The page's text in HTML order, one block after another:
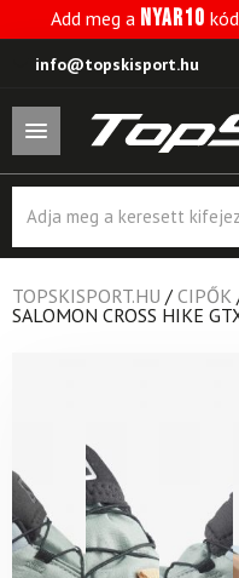
Add meg a NYAR10
info@topskisport.hu
search
TOPSKISPORT.HU / CIPŐK
SALOMON CROSS HIKE